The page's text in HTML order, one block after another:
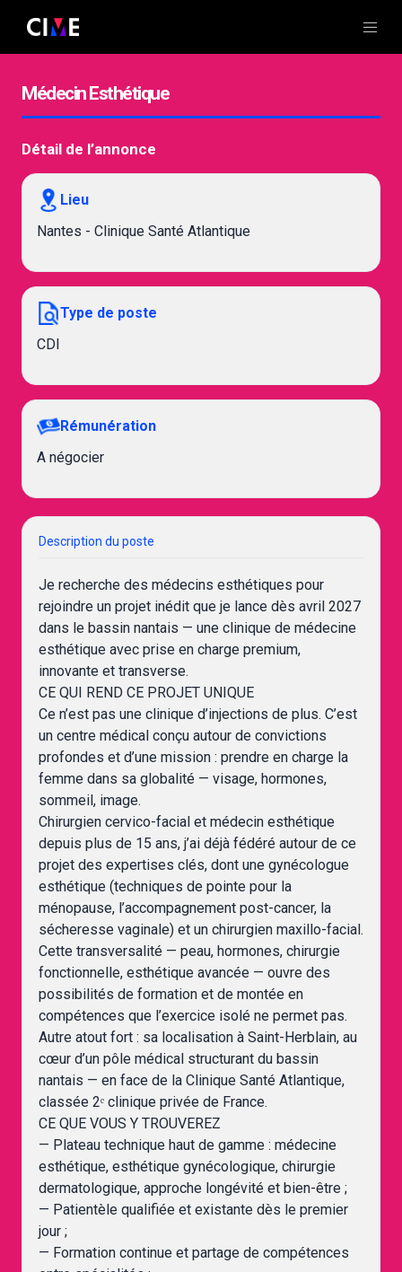
Médecin Esthétique
Détail de l’annonce
Lieu
Nantes - Clinique Santé Atlantique
Type de poste
CDI
Rémunération
A négocier
Description du poste
Je recherche des médecins esthétiques pour
rejoindre un projet inédit que je lance dès avril 2027
dans le bassin nantais — une clinique de médecine
esthétique avec prise en charge premium,
innovante et transverse.
CE QUI REND CE PROJET UNIQUE
Ce n’est pas une clinique d’injections de plus. C’est
un centre médical conçu autour de convictions
profondes et d’une mission : prendre en charge la
femme dans sa globalité — visage, hormones,
sommeil, image.
Chirurgien cervico-facial et médecin esthétique
depuis plus de 15 ans, j’ai déjà fédéré autour de ce
projet des expertises clés, dont une gynécologue
esthétique (techniques de pointe pour la
ménopause, l’accompagnement post-cancer, la
sécheresse vaginale) et un chirurgien maxillo-facial.
Cette transversalité — peau, hormones, chirurgie
fonctionnelle, esthétique avancée — ouvre des
possibilités de formation et de montée en
compétences que l’exercice isolé ne permet pas.
Autre atout fort : sa localisation à Saint-Herblain, au
cœur d’un pôle médical structurant du bassin
nantais — en face de la Clinique Santé Atlantique,
classée 2ᵉ clinique privée de France.
CE QUE VOUS Y TROUVEREZ
— Plateau technique haut de gamme : médecine
esthétique, esthétique gynécologique, chirurgie
dermatologique, approche longévité et bien-être ;
— Patientèle qualifiée et existante dès le premier
jour ;
— Formation continue et partage de compétences